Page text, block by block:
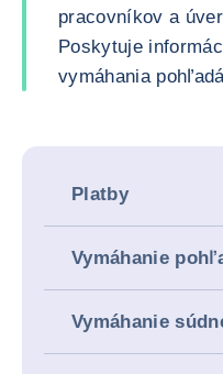
pracovníkov a
Poskytuje
vymáhania
Platby
Vymáhanie
Vymáhanie